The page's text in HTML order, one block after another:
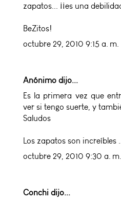
zapatos... ¡¡es una
BeZitos!
octubre 29, 2010 9:15 a. m.
Anónimo dijo...
Es la primera vez que
ver si tengo suerte, y
Saludos
Los zapatos son increíbles
octubre 29, 2010 9:30 a. m.
Conchi dijo...